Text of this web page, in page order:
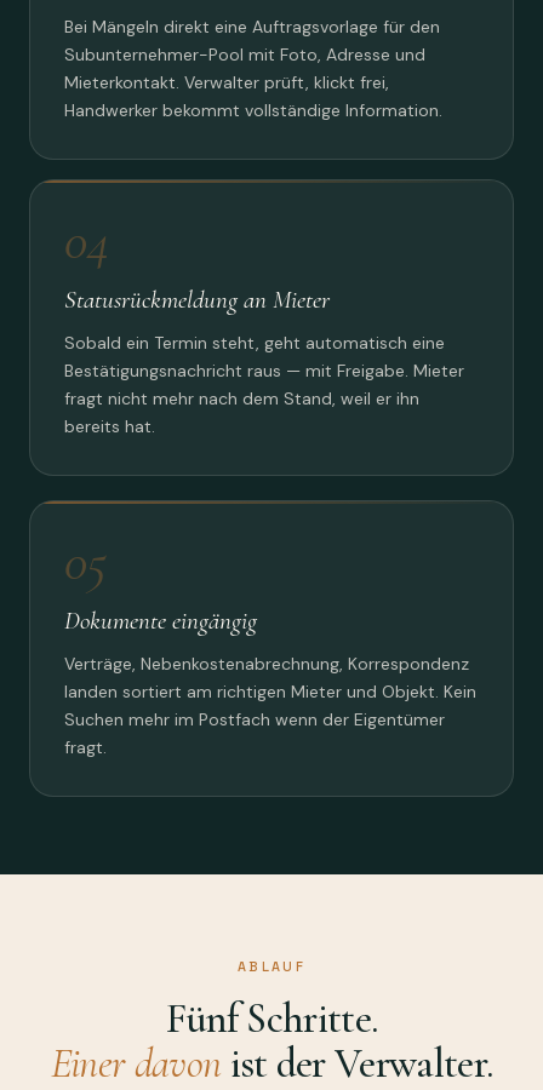
Bei Mängeln direkt eine Auftragsvorlage für den
Subunternehmer-Pool mit Foto, Adresse und
Mieterkontakt. Verwalter prüft, klickt frei,
Handwerker bekommt vollständige Information.
04
Statusrückmeldung an Mieter
Sobald ein Termin steht, geht automatisch eine
Bestätigungsnachricht raus — mit Freigabe. Mieter
fragt nicht mehr nach dem Stand, weil er ihn
bereits hat.
05
Dokumente eingängig
Verträge, Nebenkostenabrechnung, Korrespondenz
landen sortiert am richtigen Mieter und Objekt. Kein
Suchen mehr im Postfach wenn der Eigentümer
fragt.
ABLAUF
Fünf Schritte.
Einer davon ist der Verwalter.